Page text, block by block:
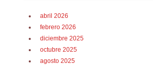
abril 2026
febrero 2026
diciembre 2025
octubre 2025
agosto 2025